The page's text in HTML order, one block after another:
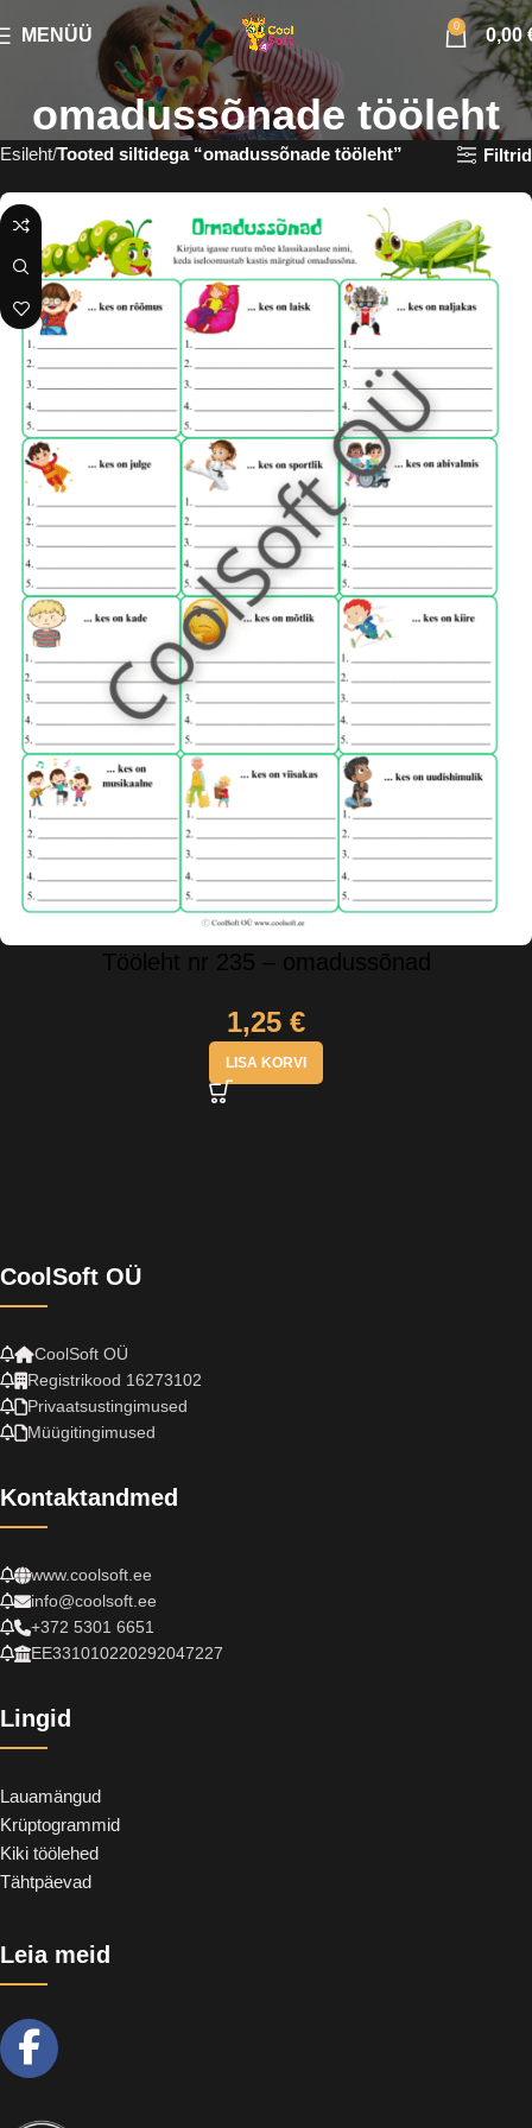
MENÜÜ 0 0,00
omadussõnade tööleht
Esileht Tooted siltidega “omadussõnade tööleht” Filtrid
Tööleht nr 235 – omadussõnad
1,25 €
LISA KORVI
CoolSoft OÜ
CoolSoft OÜ
Registrikood 16273102
Privaatsustingimused
Müügitingimused
Kontaktandmed
www.coolsoft.ee
info@coolsoft.ee
+372 5301 6651
EE331010220292047227
Lingid
Lauamängud
Krüptogrammid
Kiki töölehed
Tähtpäevad
Leia meid